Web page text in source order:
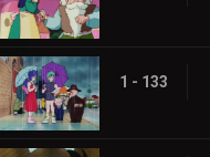
1 - 133